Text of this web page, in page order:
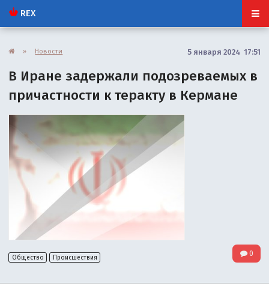
REX
» Новости 5 января 2024 17:51
В Иране задержали подозреваемых в
причастности к теракту в Кермане
Общество Происшествия 0